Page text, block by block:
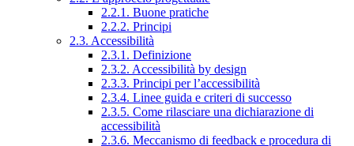
2.2.1. Buone pratiche
2.2.2. Principi
2.3. Accessibilità
2.3.1. Definizione
2.3.2. Accessibilità by design
2.3.3. Principi per l’accessibilità
2.3.4. Linee guida e criteri di successo
2.3.5. Come rilasciare una dichiarazione di
accessibilità
2.3.6. Meccanismo di feedback e procedura di